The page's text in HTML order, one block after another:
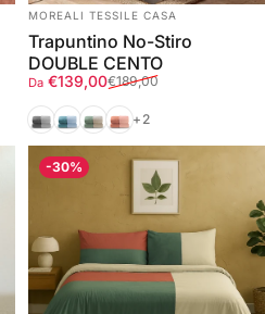
FORNITORE:
MOREALI TESSILE CASA
Trapuntino No-Stiro
DOUBLE CENTO
Prezzo scontato
Da €139,00
Prezzo di listino
€189,00
Grigio/Antracite
Ottanio/Azzurro Polvere
Verde/Corda
Fard/Marrakech
+2
-30%